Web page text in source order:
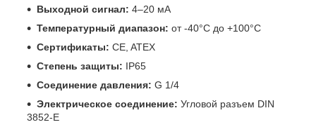
Выходной сигнал: 4–20 мА
Температурный диапазон: от -40°C до +100°C
Сертификаты: CE, ATEX
Степень защиты: IP65
Соединение давления: G 1/4
Электрическое соединение: Угловой разъем DIN
3852-E